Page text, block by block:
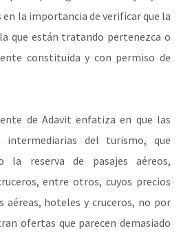
la importancia de verificar que la
que están tratando pertenezca o
constituida y con permiso de
de Adavit enfatiza en que las
intermediarias del turismo, que
la reserva de pasajes aéreos,
entre otros, cuyos precios
aéreas, hoteles y cruceros, no por
ofertas que parecen demasiado